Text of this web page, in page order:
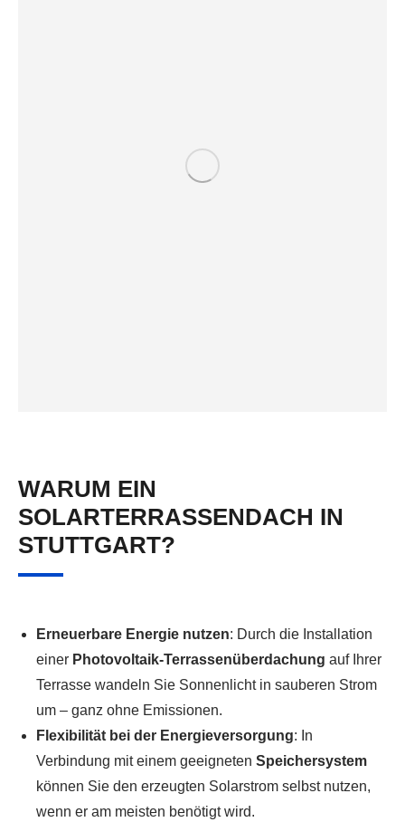
WARUM EIN
SOLARTERRASSENDACH IN
STUTTGART?
Erneuerbare Energie nutzen: Durch die Installation
einer Photovoltaik-Terrassenüberdachung auf Ihrer
Terrasse wandeln Sie Sonnenlicht in sauberen Strom
um – ganz ohne Emissionen.
Flexibilität bei der Energieversorgung: In
Verbindung mit einem geeigneten Speichersystem
können Sie den erzeugten Solarstrom selbst nutzen,
wenn er am meisten benötigt wird.